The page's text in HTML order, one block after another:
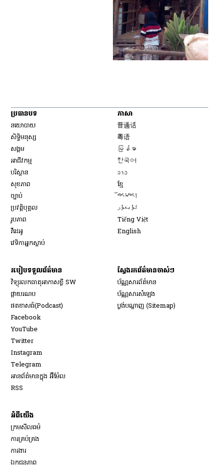
ប្រធានបទ
នយោបាយ
សិទ្ធិ​មនុស្ស
សង្គម
អាជីវកម្ម
បរិស្ថាន
សុខភាព
ច្បាប់
ប្រវត្តិបុគ្គល
រូបភាព
វីដេអូ
វេទិកា​អ្នក​ស្ដាប់
ភាសា
普通话
粤语
မြန်မာ
한국어
ລາວ
ខ្មែ
བོད་སྐད།
ئۇيغۇر
Tiếng Việt
English
របៀប​ទទួល​ព័ត៌មាន​
វិទ្យុ​រលក​ធាតុអាកាស​ខ្លី SW
​ផ្កាយ​រណប
​ផតខាសធ៍(Podcast)
Facebook
YouTube
Twitter
Instagram
Telegram
អានព័ត៌មានក្នុង អ៊ីម៉ែល
RSS
ស្វែងរកព័ត៌មានចាស់ៗ
ប័ណ្ណសារ​ព័ត៌មាន​
ប័ណ្ណសារ​សំឡេង
ប្លង់បណ្តាញ (Sitemap)
អំពីយើង
ក្រមសីលធម៌
ការគ្រប់គ្រង
ការងារ
ឯកជនភាព